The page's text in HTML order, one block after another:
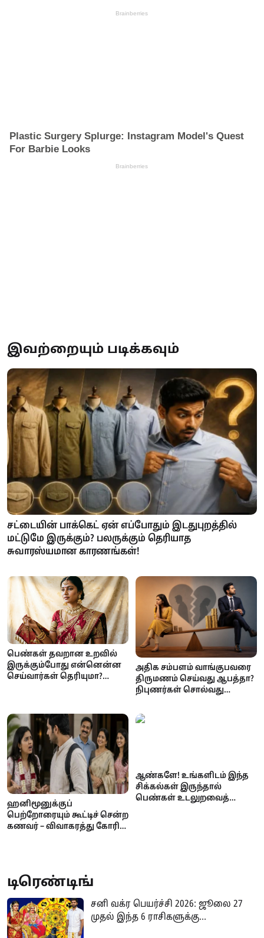
இவற்றையும் படிக்கவும்
சட்டையின் பாக்கெட் ஏன் எப்போதும் இடதுபுறத்தில்
மட்டுமே இருக்கும்? பலருக்கும் தெரியாத
சுவாரஸ்யமான காரணங்கள்!
பெண்கள் தவறான உறவில்
இருக்கும்போது என்னென்ன
செய்வார்கள் தெரியுமா?
அதிக சம்பளம் வாங்குபவரை
திருமணம் செய்வது ஆபத்தா?
நிபுணர்கள் சொல்வது
ஹனிமூனுக்குப்
பெற்றோரையும் கூட்டிச் சென்ற
கணவர் – விவாகரத்து கோரி
ஆண்களே! உங்களிடம் இந்த
சிக்கல்கள் இருந்தால்
பெண்கள் உடலுறவைத்
டிரெண்டிங்
சனி வக்ர பெயர்ச்சி 2026: ஜூலை 27
முதல் இந்த 6 ராசிகளுக்கு...